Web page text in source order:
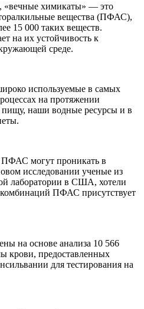
«вечные химикаты» — это
вещества (ПФАС),
15 000 таких веществ.
на их устойчивость к
среде.
используемые в самых
на протяжении
пищу, наши водные ресурсы и в
могут проникать в
исследовании ученые из
лаборатории в США, хотели
комбинаций ПФАС присутствует
на основе анализа 10 566
крови, предоставленных
для тестирования на